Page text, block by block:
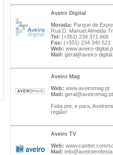
Aveiro Digital
Morada: Parque de
Rua D. Manuel Almeida
Tel: (+351) 234 371 666
Fax: (+351) 234 340 521
Web: www.aveiro-
Mail: geral@aveiro-
Aveiro Mag
Web: www.aveiromag.pt
Mail: geral@aveiromag.pt
Feita por, e para,
região!
Aveiro TV
Web: www.castter.com/
Mail: